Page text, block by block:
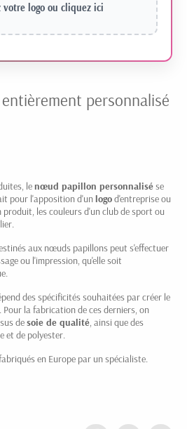
votre logo ou cliquez ici
personnalisé
lenœud papillon personnalisé se
pour l'apposition d'unlogod'entreprise ou
les couleurs d'un club de sport ou
aux nœuds papillons peut s'effectuer
ou l'impression, qu'elle soit
des spécificités souhaitées par créer le
la fabrication de ces derniers, on
desoie de qualité , ainsi que des
et de polyester.
en Europe par un spécialiste.